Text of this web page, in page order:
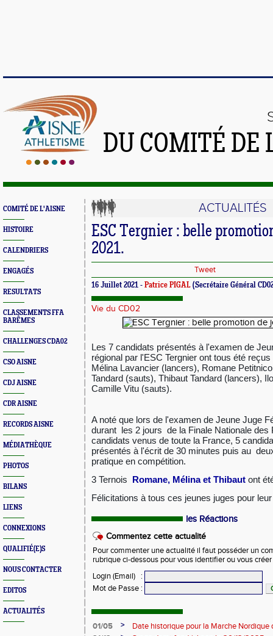
DU COMITÉ
COMITÉ DE L'AISNE
HISTOIRE
CALENDRIERS
ENGAGÉS
RESULTATS
CLASSEMENTS FFA
BARÊMES
CHALLENGES CDA02
CSO AISNE
CDJ AISNE
CDR AISNE
RECORDS AISNE
MÉDIATHÈQUE
PHOTOS
BILANS
LIENS
CONNEXIONS
QUALIFIÉ(E)S
NOUS CONTACTER
EDITOS
ACTUALITÉS
ACTUALITÉS
ESC Tergnier : belle
2021.
Tweet
16 Juillet 2021 - Patrice PIGAL (Secrétaire Général
Vie du CD02
Les 7 candidats présentés à l'examen de
régional par l'ESC Tergnier ont tous été reçus
Mélina Lavancier (lancers), Romane
Tandard (sauts), Thibaut Tandard (lancers),
Camille Vitu (sauts).
A noté que lors de l'examen de Jeune Juge
durant les 2 jours de la Finale Nationale des
candidats venus de toute la France, 5
présentés à l'écrit de 30 minutes puis au
pratique en compétition.
3 Ternois Romane, Mélina et Thibaut ont
Félicitations à tous ces jeunes juges pour
les Réactions
Commentez cette actualité
Pour commenter une actualité il faut posséder un
rubrique ci-dessous pour vous identifier ou vous
Login (Email)
:
Mot de Passe :
01/05 >
Date historique pour la Marche Nordique